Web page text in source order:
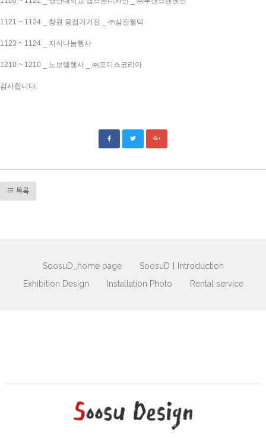
1121 ~ 1124 _ 창원 용접기기전 _ ㈜삼진웰텍
1123 ~ 1124 _ 지식나눔행사
1210 ~ 1210 _ 노보텔행사 _ ㈜포디스코리아
감사합니다.
목록
SoosuD_home page
SoosuDㅣIntroduction
Exhibition Design
Installation Photo Rental service